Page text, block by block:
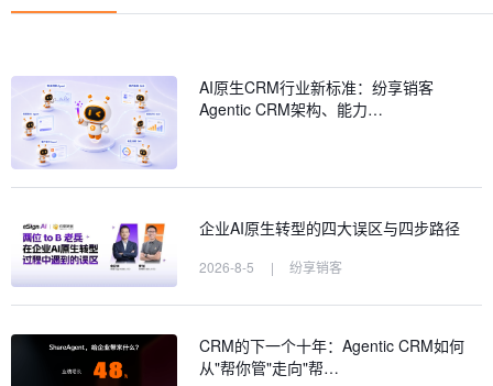
AI原生CRM行业新标准：纷享销客
Agentic CRM架构、能力…
企业AI原生转型的四大误区与四步路径
2026-8-5 | 纷享销客
CRM的下一个十年：Agentic CRM如何
从"帮你管"走向"帮…